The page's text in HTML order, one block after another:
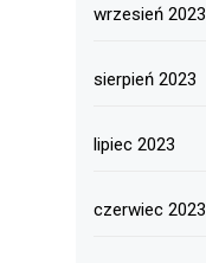
wrzesień 2023
sierpień 2023
lipiec 2023
czerwiec 2023